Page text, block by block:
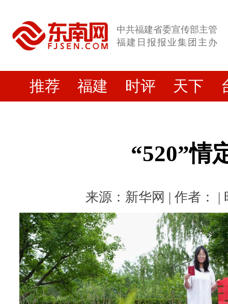
中共福建省委宣传部主管
福建日报报业集团主办
推荐 福建 时评 天下
“520”情
来源：新华网 | 作者： |